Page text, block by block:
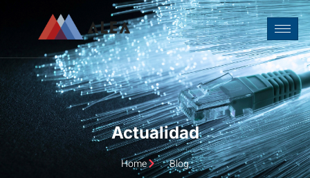
Actualidad
Home Blog